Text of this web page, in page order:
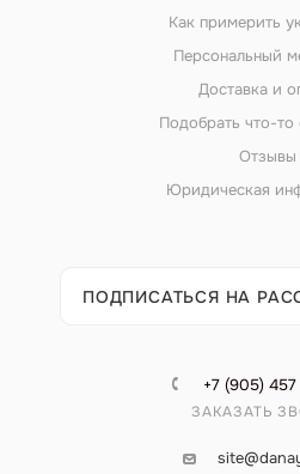
Как примерить
Персональный
Доставка и
Подобрать что-то
Отзывы
Юридическая
ПОДПИСАТЬСЯ НА
+7 (905)
ЗАКАЗАТЬ